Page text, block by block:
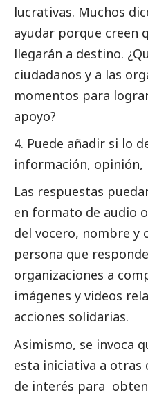
lucrativas. Muchos
ayudar porque creen
llegarán a destino.
ciudadanos y a las
momentos para
apoyo?
Puede añadir si lo
información, opinión,
Las respuestas
en formato de audio
del vocero, nombre y
persona que
organizaciones a
imágenes y videos
acciones solidarias.
Asimismo, se invoca
esta iniciativa a otras
de interés para